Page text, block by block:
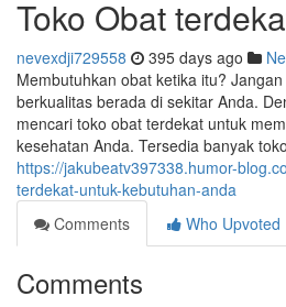
Toko Obat
nevexdji729558 395 days ago
Membutuhkan obat ketika itu?
berkualitas berada di sekitar Anda.
mencari toko obat terdekat untuk
kesehatan Anda. Tersedia banyak toko
https://jakubeatv397338.humor-
terdekat-untuk-kebutuhan-anda
Comments
Who Upvoted
Comments